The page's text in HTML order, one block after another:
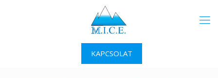
KAPCSOLAT